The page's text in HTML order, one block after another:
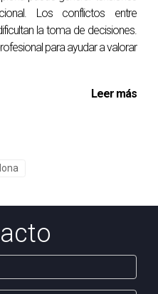
para obtener
claro y ordenado. Con
la venta de tu
al 34644648738 si
ayuda
Los conflictos entre
la toma de decisiones.
para ayudar a valorar
Leer más